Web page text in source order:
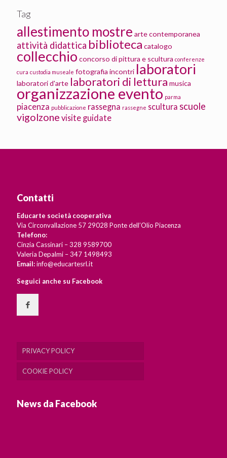
Tag
allestimento mostre arte contemporanea
attività didattica biblioteca catalogo
collecchio concorso di pittura e scultura conferenze
cura custodia museale fotografia incontri laboratori
laboratori d'arte laboratori di lettura musica
organizzazione evento parma
piacenza pubblicazione rassegna rassegne scultura scuole
vigolzone visite guidate
Contatti
Educarte società cooperativa
Via Circonvallazione 57 29028 Ponte dell’Olio Piacenza
Telefono:
Cinzia Cassinari – 328 9589700
Valeria Depalmi – 347 1498493
Email:info@educartesrl.it
Seguici anche su Facebook
PRIVACY POLICY
COOKIE POLICY
News da Facebook